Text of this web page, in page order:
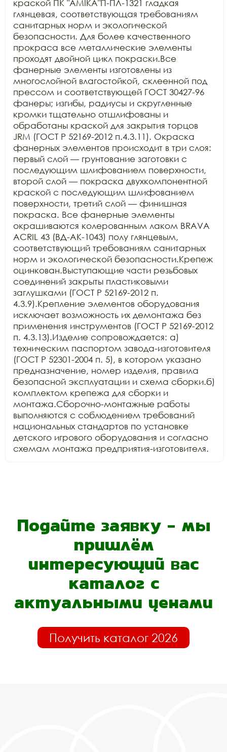
краской ПК "АМIKA"П-ПЛ-1321 гладкая
глянцевая, соответствующая требованиям
санитарных норм и экологической
безопасности. Для более качественного
прокраса все металлические элементы
проходят двойной цикл покраски.Все
фанерные элементы изготовлены из
многослойной влагостойкой, склеенной под
прессом и соответствующей ГОСТ 30427-96
фанеры; изгибы, радиусы и скругленные
кромки тщательно отшлифованы и
обработаны краской для закрытия торцов
JRM (ГОСТ Р 52169-2012 п.4.3.11). Окраска
фанерных элементов происходит в три слоя:
первый слой — грунтование заготовки с
последующим шлифованием поверхности,
второй слой — покраска двухкомпонентной
краской с последующим шлифованием
поверхности, третий слой — финишная
покраска. Все фанерные элементы
окрашиваются колерованным лаком BRAVA
ACRIL 43 (ВД-АК-1043) полу глянцевым,
соответствующий требованиям санитарных
норм и экологической безопасности.Крепеж
оцинкован.Выступающие части резьбовых
соединений закрыты пластиковыми
заглушками (ГОСТ Р 52169-2012 п.
4.3.9).Крепление элементов оборудования
исключает возможность их демонтажа без
применения инструментов (ГОСТ Р 52169-2012
п. 4.3.13).Изделие сопровождается: а)
техническим паспортом завода-изготовителя
(ГОСТ Р 52301-2004 п. 5), в котором указано
предназначение, номер изделия, правила
безопасной эксплуатации и схема сборки.б)
комплектом крепежа для сборки и
монтажа.Сборочно-монтажные работы
выполняются с соблюдением требований
национальных стандартов по установке
детского игрового оборудования и согласно
схемам монтажа предприятия-изготовителя.
Подайте заявку - мы
пришлём
интересующий вас
каталог с
актуальными ценами
Получить каталог 2026